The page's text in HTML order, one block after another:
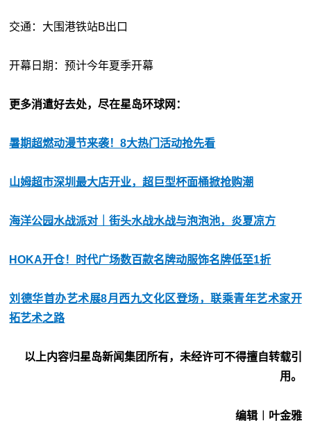
交通：大围港铁站B出口
开幕日期：预计今年夏季开幕
更多消遣好去处，尽在星岛环球网：
暑期超燃动漫节来袭！8大热门活动抢先看
山姆超市深圳最大店开业，超巨型杯面桶掀抢购潮
海洋公园水战派对｜街头水战水战与泡泡池，炎夏凉方
HOKA开仓！时代广场数百款名牌动服饰名牌低至1折
刘德华首办艺术展8月西九文化区登场，联乘青年艺术家开
拓艺术之路
以上内容归星岛新闻集团所有，未经许可不得擅自转载引
用。
编辑︱叶金雅